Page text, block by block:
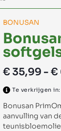
BONUSAN
€ 35,99 -€
Te verkrijgen
Bonusan
aanvulling van